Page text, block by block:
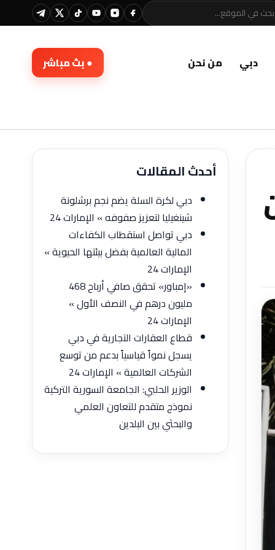
دبي من نحن ● بث مباشر
أحدث المقالات
دبي لكرة السلة يضم نجم برشلونة
شينغيليا لتعزيز صفوفه » الإمارات 24
دبي تواصل استقطاب الكفاءات
المالية العالمية بفضل بيئتها الحيوية »
الإمارات 24
«إمباور» تحقق صافي أرباح 468
مليون درهم في النصف الأول »
الإمارات 24
قطاع العقارات التجارية في دبي
يسجل نمواً قياسياً بدعم من توسع
الشركات العالمية » الإمارات 24
الوزير الحلبي: الجامعة السورية التركية
نموذج متقدم للتعاون العلمي
والبحثي بين البلدين